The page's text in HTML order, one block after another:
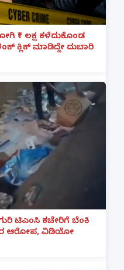
₹1 ಲಕ್ಷ ಕಳೆದುಕೊಂಡ
ಕ್ಲಿಕ್ ಮಾಡಿದ್ದೇ ದುಬಾರಿ
ಟಿಎಂಸಿ ಕಚೇರಿಗೆ ಬೆಂಕಿ
ಆರೋಪ, ವಿಡಿಯೋ